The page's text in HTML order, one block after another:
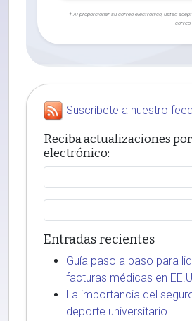
† Al proporcionar su correo electrónico, usted
correo
Suscríbete a nuestro
Reciba actualizaciones
electrónico:
Entradas recientes
Guía paso a paso para
facturas médicas en
La importancia del
deporte universitario